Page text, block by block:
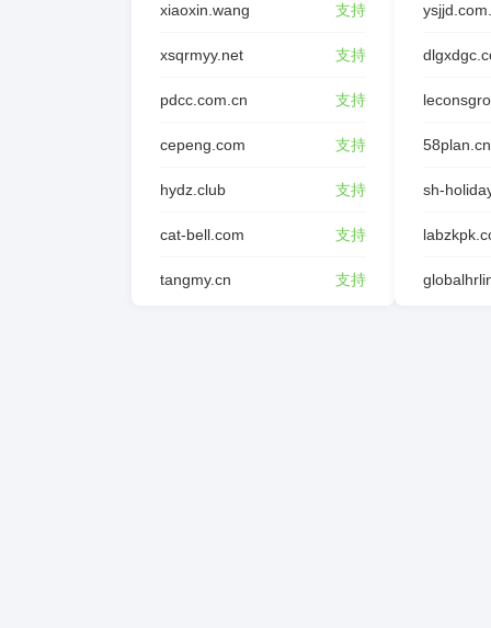
xiaoxin.wang 支持
xsqrmyy.net 支持
pdcc.com.cn 支持
cepeng.com 支持
hydz.club 支持
cat-bell.com 支持
tangmy.cn 支持
58plan.cn
sh-